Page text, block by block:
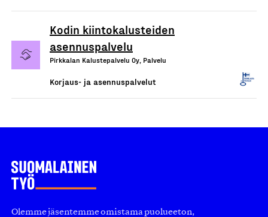
Kodin kiintokalusteiden
asennuspalvelu
Pirkkalan Kalustepalvelu Oy, Palvelu
Korjaus- ja asennuspalvelut
Olemme jäsentemme omistama puolueeton,